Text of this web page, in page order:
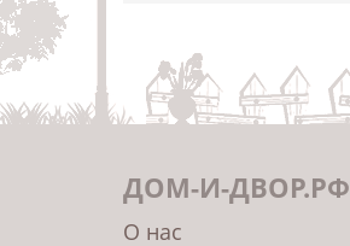
ДОМ-И-ДВОР.РФ
О нас